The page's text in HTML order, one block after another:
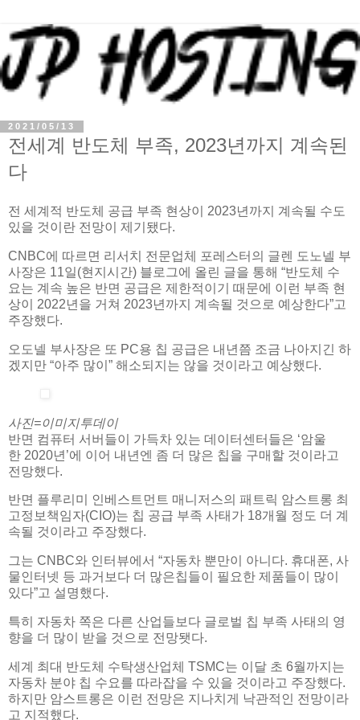
2021/05/13
전세계 반도체 부족, 2023년까지 계속된
다
전 세계적 반도체 공급 부족 현상이 2023년까지 계속될 수도
있을 것이란 전망이 제기됐다.
CNBC에 따르면 리서치 전문업체 포레스터의 글렌 도노넬 부
사장은 11일(현지시간) 블로그에 올린 글을 통해 “반도체 수
요는 계속 높은 반면 공급은 제한적이기 때문에 이런 부족 현
상이 2022년을 거쳐 2023년까지 계속될 것으로 예상한다”고
주장했다.
오도넬 부사장은 또 PC용 칩 공급은 내년쯤 조금 나아지긴 하
겠지만 “아주 많이” 해소되지는 않을 것이라고 예상했다.
사진=이미지투데이
반면 컴퓨터 서버들이 가득차 있는 데이터센터들은 ‘암울
한 2020년’에 이어 내년엔 좀 더 많은 칩을 구매할 것이라고
전망했다.
반면 플루리미 인베스트먼트 매니저스의 패트릭 암스트롱 최
고정보책임자(CIO)는 칩 공급 부족 사태가 18개월 정도 더 계
속될 것이라고 주장했다.
그는 CNBC와 인터뷰에서 “자동차 뿐만이 아니다. 휴대폰, 사
물인터넷 등 과거보다 더 많은칩들이 필요한 제품들이 많이
있다”고 설명했다.
특히 자동차 쪽은 다른 산업들보다 글로벌 칩 부족 사태의 영
향을 더 많이 받을 것으로 전망됏다.
세계 최대 반도체 수탁생산업체 TSMC는 이달 초 6월까지는
자동차 분야 칩 수요를 따라잡을 수 있을 것이라고 주장했다.
하지만 암스트롱은 이런 전망은 지나치게 낙관적인 전망이라
고 지적했다.